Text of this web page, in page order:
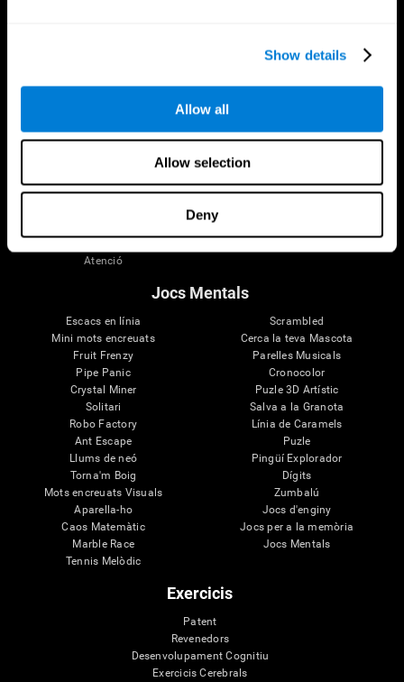
Show details
Allow all
Allow selection
Deny
Les Neurones
Pèrdua de Memòria
Discapacitat Intel·lectual
Funcions Executives
Atenció
Jocs d'Ordinador
Pilots
Entrenament Adults Majors
Estat Cognitiu en Majors
Taxonomia SG4D
Jocs Mentals
Escacs en línia
Mini mots encreuats
Fruit Frenzy
Pipe Panic
Crystal Miner
Solitari
Robo Factory
Ant Escape
Llums de neó
Torna'm Boig
Mots encreuats Visuals
Aparella-ho
Caos Matemàtic
Marble Race
Tennis Melòdic
Scrambled
Cerca la teva Mascota
Parelles Musicals
Cronocolor
Puzle 3D Artístic
Salva a la Granota
Línia de Caramels
Puzle
Pingüí Explorador
Dígits
Zumbalú
Jocs d'enginy
Jocs per a la memòria
Jocs Mentals
Exercicis
Patent
Revenedors
Desenvolupament Cognitiu
Exercicis Cerebrals